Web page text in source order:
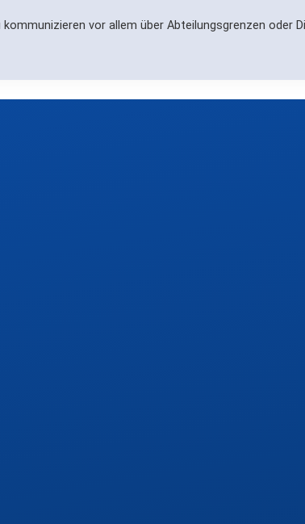
vor allem über Abteilungsgrenzen oder